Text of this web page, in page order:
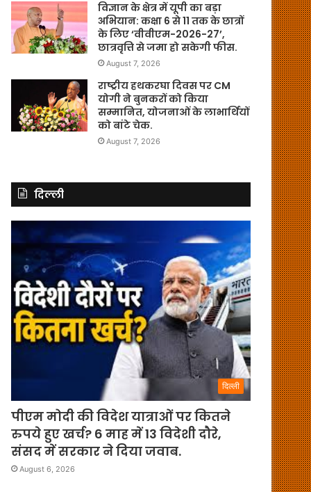
विज्ञान के क्षेत्र में यूपी का बड़ा
अभियान: कक्षा 6 से 11 तक के छात्रों
के लिए ‘वीवीएम-2026-27’,
छात्रवृत्ति से जमा हो सकेगी फीस.
August 7, 2026
राष्ट्रीय हथकरघा दिवस पर CM
योगी ने बुनकरों को किया
सम्मानित, योजनाओं के लाभार्थियों
को बांटे चेक.
August 7, 2026
दिल्ली
दिल्ली
पीएम मोदी की विदेश यात्राओं पर कितने
रुपये हुए खर्च? 6 माह में 13 विदेशी दौरे,
संसद में सरकार ने दिया जवाब.
August 6, 2026